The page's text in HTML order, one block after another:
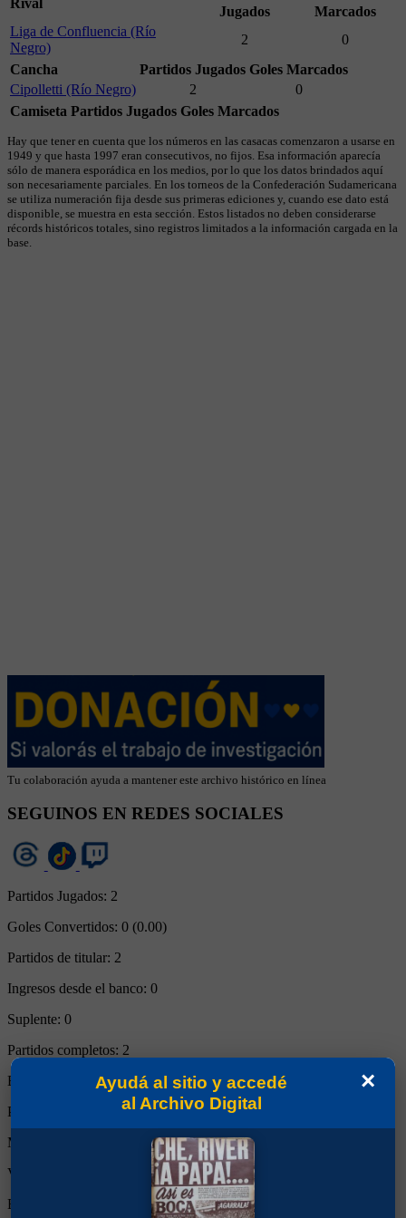
Rival
Jugados
Marcados
Liga de Confluencia (Río
Negro)
2
0
Cancha
Partidos Jugados Goles Marcados
Cipolletti (Río Negro)
2
0
Camiseta Partidos Jugados Goles Marcados
Hay que tener en cuenta que los números en las casacas comenzaron a usarse en
1949 y que hasta 1997 eran consecutivos, no fijos. Esa información aparecía
sólo de manera esporádica en los medios, por lo que los datos brindados aquí
son necesariamente parciales. En los torneos de la Confederación Sudamericana
se utiliza numeración fija desde sus primeras ediciones y, cuando ese dato está
disponible, se muestra en esta sección. Estos listados no deben considerarse
récords históricos totales, sino registros limitados a la información cargada en la
base.
Tu colaboración ayuda a mantener este archivo histórico en línea
SEGUINOS EN REDES SOCIALES
Partidos Jugados: 2
Goles Convertidos: 0 (0.00)
Partidos de titular: 2
Ingresos desde el banco: 0
Suplente: 0
Partidos completos: 2
Expulsiones:
Partidos reemplazado: 0
Minutos Disputados:
Victorias:
Empates:
×
Ayudá al sitio y accedé
al Archivo Digital